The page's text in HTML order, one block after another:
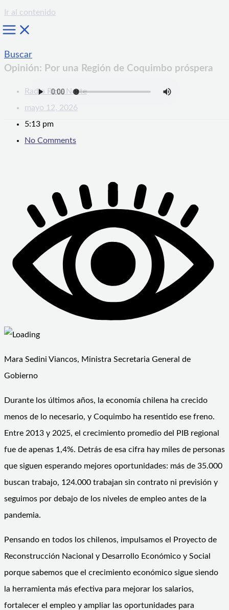
Ir al contenido
Buscar
Opinión: Por una Región de Coquimbo próspera
Radio Ruta Norte
mayo 12, 2026
5:13 pm
No Comments
Mara Sedini Viancos, Ministra Secretaria General de
Gobierno
Durante los últimos años, la economía chilena ha crecido
menos de lo necesario, y Coquimbo ha resentido ese freno.
Entre 2013 y 2025, el crecimiento promedio del PIB regional
fue de apenas 1,4%. Detrás de esa cifra hay miles de personas
que siguen esperando mejores oportunidades: más de 35.000
buscan trabajo, 124.000 trabajan sin contrato ni previsión y
seguimos por debajo de los niveles de empleo antes de la
pandemia.
Pensando en todos los chilenos, impulsamos el Proyecto de
Reconstrucción Nacional y Desarrollo Económico y Social
porque sabemos que el crecimiento económico sigue siendo
la herramienta más efectiva para mejorar los salarios,
fortalecer el empleo y ampliar las oportunidades para